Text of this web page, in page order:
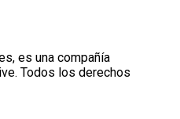
es una compañía
Todos los derechos